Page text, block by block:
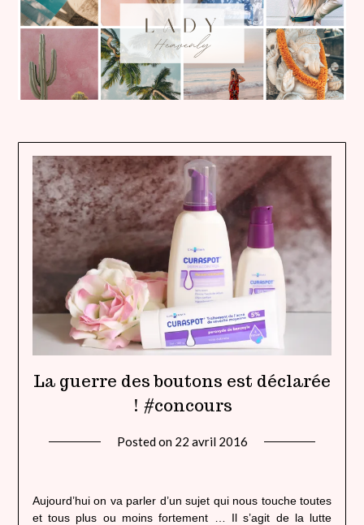
La guerre des boutons est déclarée
! #concours
Posted on 22 avril 2016
Aujourd’hui on va parler d’un sujet qui nous touche toutes
et tous plus ou moins fortement … Il s’agit de la lutte